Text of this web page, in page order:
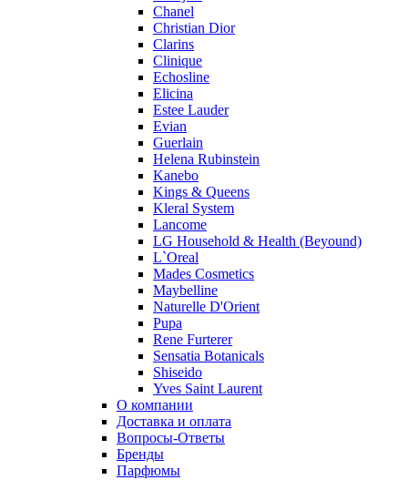
Chanel
Christian Dior
Clarins
Clinique
Echosline
Elicina
Estee Lauder
Evian
Guerlain
Helena Rubinstein
Kanebo
Kings & Queens
Kleral System
Lancome
LG Household & Health (Beyound)
L`Oreal
Mades Cosmetics
Maybelline
Naturelle D'Orient
Pupa
Rene Furterer
Sensatia Botanicals
Shiseido
Yves Saint Laurent
О компании
Доставка и оплата
Вопросы-Ответы
Бренды
Парфюмы